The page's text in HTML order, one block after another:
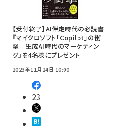
【受付終了】AI伴走時代の必読書
『マイクロソフト「Copilot」の衝
撃 生成AI時代のマーケティン
グ』を4名様にプレゼント
2023年11月24日 10:00
23